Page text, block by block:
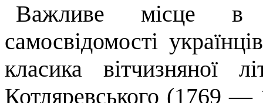
Важливе місце в
самосвідомості
класика вітчизняної
Котляревського (1769 —